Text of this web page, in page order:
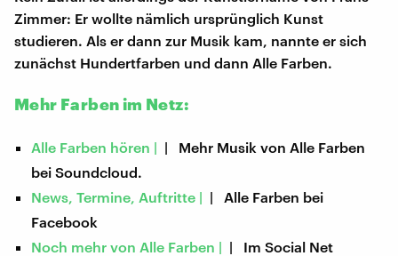
Zimmer: Er wollte nämlich ursprünglich Kunst
studieren. Als er dann zur Musik kam, nannte er sich
zunächst Hundertfarben und dann Alle Farben.
Mehr Farben im Netz:
Alle Farben hören | | Mehr Musik von Alle Farben
bei Soundcloud.
News, Termine, Auftritte | | Alle Farben bei
Facebook
Noch mehr von Alle Farben | | Im Social Net